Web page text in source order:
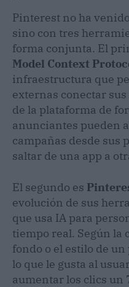
Pinterest no ha
sino con tres
forma conjunta. El
Model Context
infraestructura que
externas conectar
de la plataforma de
anunciantes pueden
campañas desde sus
saltar de una app a
El segundo es
evolución de sus
que usa IA para
tiempo real. Según la
fondo o el estilo de
lo que le gusta al
aumentar los clics un